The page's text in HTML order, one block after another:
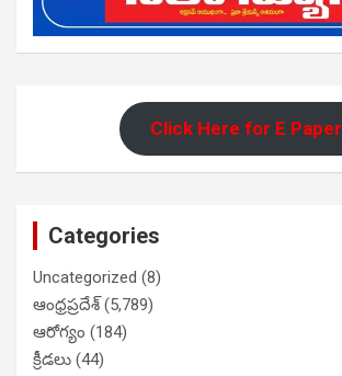
Click Here for E Paper
Categories
Uncategorized (8)
ఆంధ్రప్రదేశ్(5,789)
ఆరోగ్యం (184)
క్రీడలు (44)